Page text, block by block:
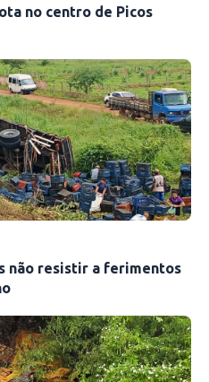
no centro de Picos
não resistir a ferimentos